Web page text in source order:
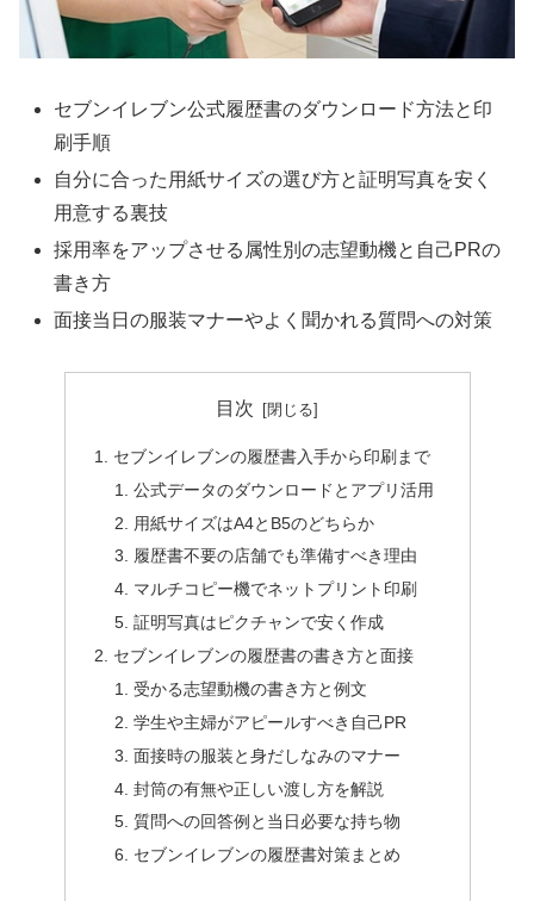
セブンイレブン公式履歴書のダウンロード方法と印
刷手順
自分に合った用紙サイズの選び方と証明写真を安く
用意する裏技
採用率をアップさせる属性別の志望動機と自己PRの
書き方
面接当日の服装マナーやよく聞かれる質問への対策
目次
セブンイレブンの履歴書入手から印刷まで
公式データのダウンロードとアプリ活用
用紙サイズはA4とB5のどちらか
履歴書不要の店舗でも準備すべき理由
マルチコピー機でネットプリント印刷
証明写真はピクチャンで安く作成
セブンイレブンの履歴書の書き方と面接
受かる志望動機の書き方と例文
学生や主婦がアピールすべき自己PR
面接時の服装と身だしなみのマナー
封筒の有無や正しい渡し方を解説
質問への回答例と当日必要な持ち物
セブンイレブンの履歴書対策まとめ